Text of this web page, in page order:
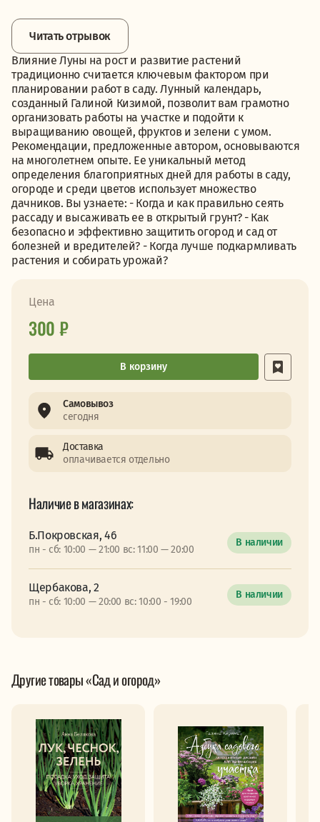
Читать отрывок
Влияние Луны на рост и развитие растений
традиционно считается ключевым фактором при
планировании работ в саду. Лунный календарь,
созданный Галиной Кизимой, позволит вам грамотно
организовать работы на участке и подойти к
выращиванию овощей, фруктов и зелени с умом.
Рекомендации, предложенные автором, основываются
на многолетнем опыте. Ее уникальный метод
определения благоприятных дней для работы в саду,
огороде и среди цветов использует множество
дачников. Вы узнаете: - Когда и как правильно сеять
рассаду и высаживать ее в открытый грунт? - Как
безопасно и эффективно защитить огород и сад от
болезней и вредителей? - Когда лучше подкармливать
растения и собирать урожай?
Цена
300 ₽
В корзину
Самовывоз
сегодня
Доставка
оплачивается отдельно
Наличие в магазинах:
Б.Покровская, 46
пн - сб: 10:00 — 21:00 вс: 11:00 — 20:00
В наличии
Щербакова, 2
пн - сб: 10:00 — 20:00 вс: 10:00 - 19:00
В наличии
Другие товары «Сад и огород»